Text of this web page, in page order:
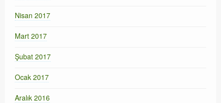
Nisan 2017
Mart 2017
Şubat 2017
Ocak 2017
Aralık 2016